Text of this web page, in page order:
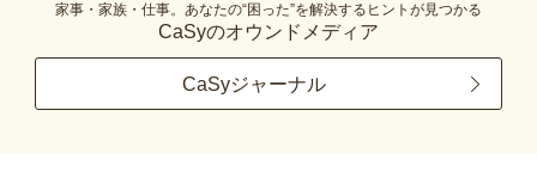
家事・家族・仕事。あなたの“困った”を解決するヒントが見つかる
CaSyのオウンドメディア
CaSyジャーナル